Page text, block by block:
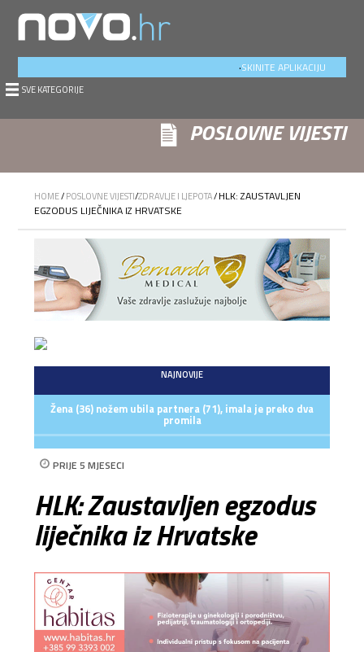
SKINITE APLIKACIJU
.
SVE KATEGORIJE
POSLOVNE VIJESTI
HOME/POSLOVNE VIJESTI/ZDRAVLJE I LJEPOTA/HLK: ZAUSTAVLJEN
EGZODUS LIJEČNIKA IZ HRVATSKE
NAJNOVIJE
Žena (36) nožem ubila partnera (71), imala je preko dva
promila
PRIJE 5 MJESECI
HLK: Zaustavljen egzodus
liječnika iz Hrvatske